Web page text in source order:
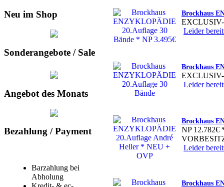
Neu im Shop
Sonderangebote / Sale
Angebot des Monats
Bezahlung / Payment
Barzahlung bei
Abholung
Brockhaus
Leider
Brockhaus
Leider
Brockhaus
NP
Leider
Brockhaus